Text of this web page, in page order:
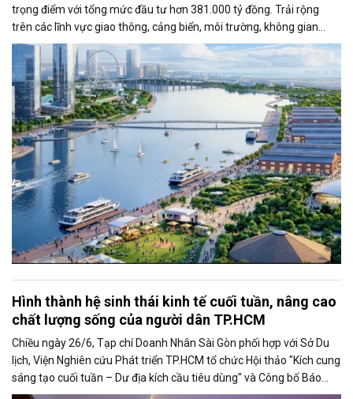
trọng điểm với tổng mức đầu tư hơn 381.000 tỷ đồng. Trải rộng
trên các lĩnh vực giao thông, cảng biển, môi trường, không gian
công cộng và nhà ở xã hội, các dự án được kỳ vọng tạo động lực
tăng trưởng mới, mở rộng không gian phát triển và nâng cao năng
lực cạnh tranh của đô thị lớn nhất cả nước.
Hình thành hệ sinh thái kinh tế cuối tuần, nâng cao
chất lượng sống của người dân TP.HCM
Chiều ngày 26/6, Tạp chí Doanh Nhân Sài Gòn phối hợp với Sở Du
lịch, Viện Nghiên cứu Phát triển TP.HCM tổ chức Hội thảo "Kích cung
sáng tạo cuối tuần – Dư địa kích cầu tiêu dùng" và Công bố Báo
cáo năng lực phát triển doanh nghiệp TP.HCM năm 2025. Trân